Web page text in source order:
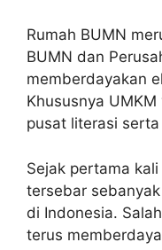
Rumah BUMN
BUMN dan
memberdayakan
Khususnya
pusat literasi
Sejak pertama
tersebar
di Indonesia.
terus